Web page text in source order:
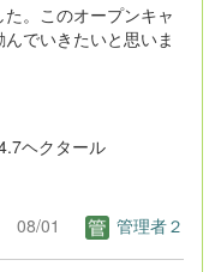
。このオープンキャ
でいきたいと思いま
クタール
08/01 管理者２